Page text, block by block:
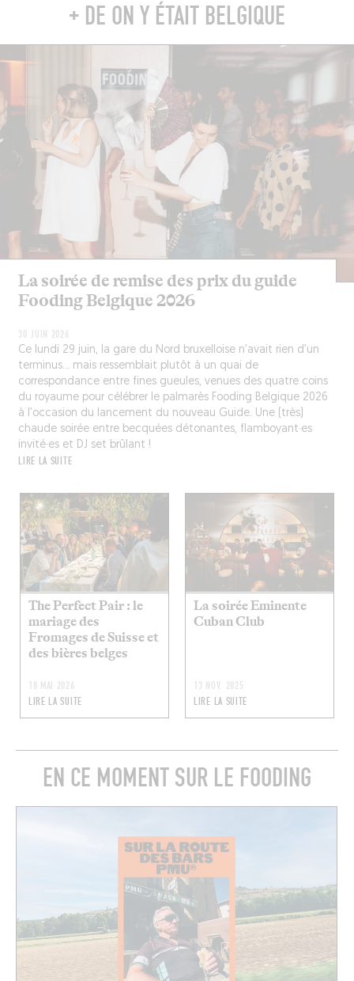
+ DE ON Y ÉTAIT BELGIQUE
La soirée de remise des prix du guide
Fooding Belgique 2026
30 JUIN 2026
Ce lundi 29 juin, la gare du Nord bruxelloise n’avait rien d’un
terminus… mais ressemblait plutôt à un quai de
correspondance entre fines gueules, venues des quatre coins
du royaume pour célébrer le palmarès Fooding Belgique 2026
à l’occasion du lancement du nouveau Guide. Une (très)
chaude soirée entre becquées détonantes, flamboyant·es
invité·es et DJ set brûlant !
LIRE LA SUITE
The Perfect Pair : le
mariage des
Fromages de Suisse et
des bières belges
18 MAI 2026
LIRE LA SUITE
La soirée Eminente
Cuban Club
13 NOV. 2025
LIRE LA SUITE
EN CE MOMENT SUR LE FOODING